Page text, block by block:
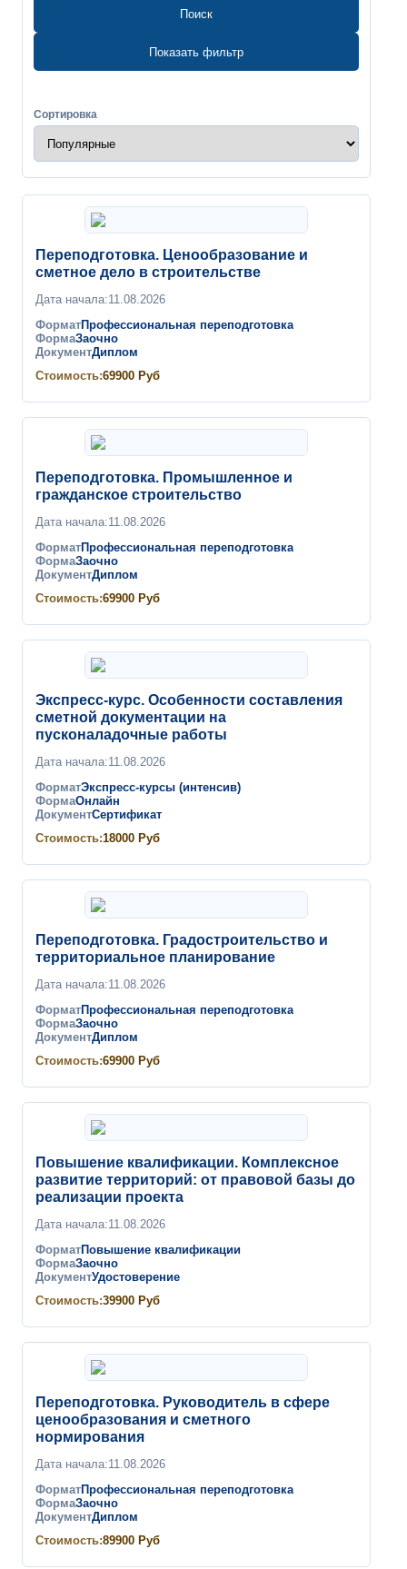
Поиск
Показать фильтр
Сортировка
Переподготовка. Ценообразование и
сметное дело в строительстве
Дата начала:11.08.2026
ФорматПрофессиональная переподготовка
ФормаЗаочно
ДокументДиплом
Стоимость:69900 Руб
Переподготовка. Промышленное и
гражданское строительство
Дата начала:11.08.2026
ФорматПрофессиональная переподготовка
ФормаЗаочно
ДокументДиплом
Стоимость:69900 Руб
Экспресс-курс. Особенности составления
сметной документации на
пусконаладочные работы
Дата начала:11.08.2026
ФорматЭкспресс-курсы (интенсив)
ФормаОнлайн
ДокументСертификат
Стоимость:18000 Руб
Переподготовка. Градостроительство и
территориальное планирование
Дата начала:11.08.2026
ФорматПрофессиональная переподготовка
ФормаЗаочно
ДокументДиплом
Стоимость:69900 Руб
Повышение квалификации. Комплексное
развитие территорий: от правовой базы до
реализации проекта
Дата начала:11.08.2026
ФорматПовышение квалификации
ФормаЗаочно
ДокументУдостоверение
Стоимость:39900 Руб
Переподготовка. Руководитель в сфере
ценообразования и сметного
нормирования
Дата начала:11.08.2026
ФорматПрофессиональная переподготовка
ФормаЗаочно
ДокументДиплом
Стоимость:89900 Руб